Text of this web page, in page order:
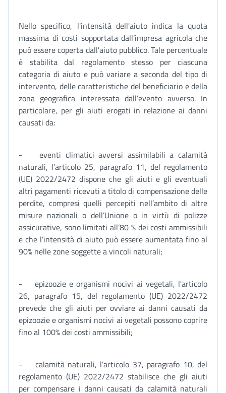
Nello specifico, l'intensità dell'aiuto indica la quota
massima di costi sopportata dall’impresa agricola che
può essere coperta dall'aiuto pubblico. Tale percentuale
è stabilita dal regolamento stesso per ciascuna
categoria di aiuto e può variare a seconda del tipo di
intervento, delle caratteristiche del beneficiario e della
zona geografica interessata dall’evento avverso. In
particolare, per gli aiuti erogati in relazione ai danni
causati da:
- eventi climatici avversi assimilabili a calamità
naturali, l’articolo 25, paragrafo 11, del regolamento
(UE) 2022/2472 dispone che gli aiuti e gli eventuali
altri pagamenti ricevuti a titolo di compensazione delle
perdite, compresi quelli percepiti nell’ambito di altre
misure nazionali o dell’Unione o in virtù di polizze
assicurative, sono limitati all’80 % dei costi ammissibili
e che l’intensità di aiuto può essere aumentata fino al
90% nelle zone soggette a vincoli naturali;
- epizoozie e organismi nocivi ai vegetali, l'articolo
26, paragrafo 15, del regolamento (UE) 2022/2472
prevede che gli aiuti per ovviare ai danni causati da
epizoozie e organismi nocivi ai vegetali possono coprire
fino al 100% dei costi ammissibili;
- calamità naturali, l’articolo 37, paragrafo 10, del
regolamento (UE) 2022/2472 stabilisce che gli aiuti
per compensare i danni causati da calamità naturali